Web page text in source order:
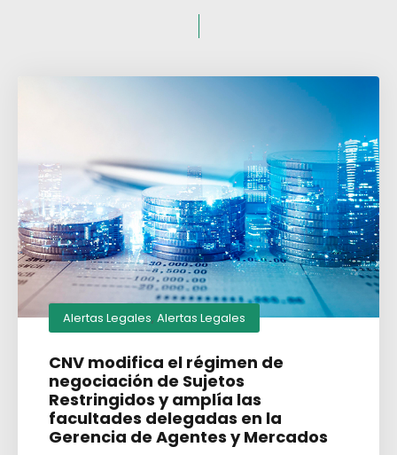
Alertas Legales, Alertas Legales
CNV modifica el régimen de
negociación de Sujetos
Restringidos y amplía las
facultades delegadas en la
Gerencia de Agentes y Mercados